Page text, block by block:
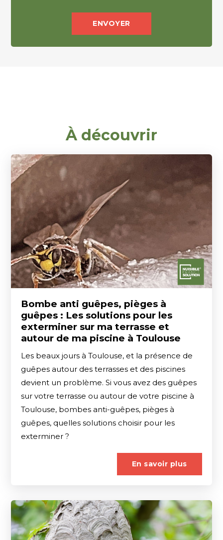
À découvrir
Bombe anti guêpes, pièges à
guêpes : Les solutions pour les
exterminer sur ma terrasse et
autour de ma piscine à Toulouse
Les beaux jours à Toulouse, et la présence de
guêpes autour des terrasses et des piscines
devient un problème. Si vous avez des guêpes
sur votre terrasse ou autour de votre piscine à
Toulouse, bombes anti-guêpes, pièges à
guêpes, quelles solutions choisir pour les
exterminer ?
En savoir plus